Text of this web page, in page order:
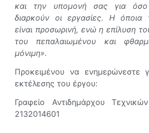
και την υπομονή σας για
διαρκούν οι εργασίες. Η όποια
είναι προσωρινή, ενώ η επίλυση
του πεπαλαιωμένου και
μόνιμη».
Προκειμένου να ενημερώνεστε
εκτέλεσης του έργου:
Γραφείο Αντιδημάρχου
2132014601